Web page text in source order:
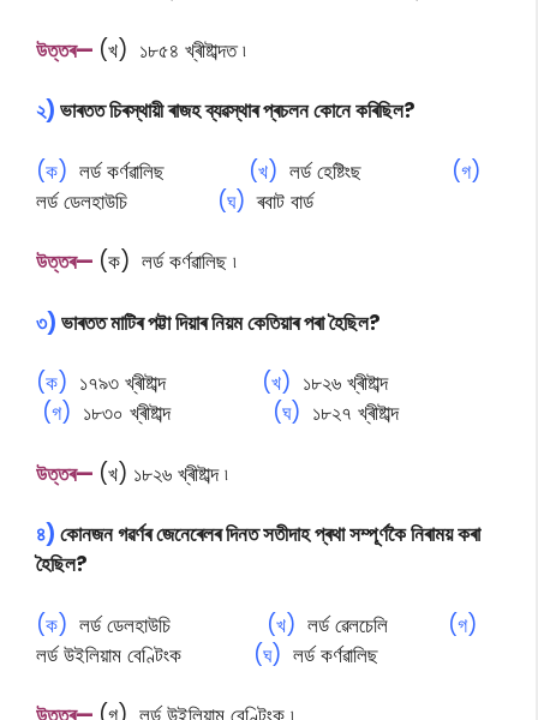
উত্তৰ— (খ) ১৮৫৪ খ্ৰীষ্টাব্দত ৷
২) ভাৰতত চিৰস্থায়ী ৰাজহ ব্যৱস্থাৰ প্ৰচলন কোনে কৰিছিল?
(ক) লৰ্ড কৰ্ণৱালিছ (খ) লৰ্ড হেষ্টিংছ (গ)
লৰ্ড ডেলহাউচি (ঘ) ৰবাট বাৰ্ড
উত্তৰ— (ক) লৰ্ড কৰ্ণৱালিছ ৷
৩) ভাৰতত মাটিৰ পট্টা দিয়াৰ নিয়ম কেতিয়াৰ পৰা হৈছিল?
(ক) ১৭৯৩ খ্ৰীষ্টাব্দ (খ) ১৮২৬ খ্ৰীষ্টাব্দ
(গ) ১৮৩০ খ্ৰীষ্টাব্দ (ঘ) ১৮২৭ খ্ৰীষ্টাব্দ
উত্তৰ— (খ) ১৮২৬ খ্ৰীষ্টাব্দ ৷
৪) কোনজন গৱৰ্ণৰ জেনেৰেলৰ দিনত সতীদাহ প্ৰথা সম্পূৰ্ণকৈ নিৰাময় কৰা
হৈছিল?
(ক) লৰ্ড ডেলহাউচি (খ) লৰ্ড ৱেলচেলি (গ)
লৰ্ড উইলিয়াম বেণ্টিংক (ঘ) লৰ্ড কৰ্ণৱালিছ